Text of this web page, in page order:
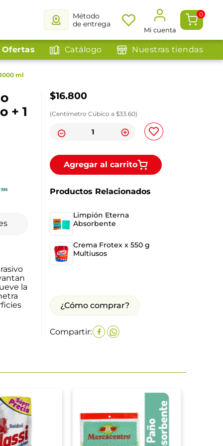
Método
de entrega
Mi cuenta
0
Ofertas Catálogo Nuestras tiendas
ml
+ 1
la
$16.800
(Centímetro Cúbico a $33.60)
Agregar al carrito
Productos Relacionados
Limpión Eterna
Absorbente
Crema Frotex x 550 g
Multiusos
¿Cómo comprar?
Compartir: